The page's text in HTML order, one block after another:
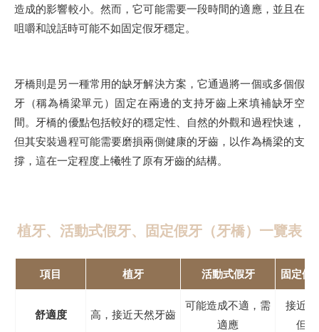
造成的影響較小。然而，它可能需要一段時間的適應，並且在
咀嚼和說話時可能不如固定假牙穩定。
牙橋則是另一種常用的缺牙解決方案，它通過將一個或多個假
牙（稱為橋梁單元）固定在兩邊的支持牙齒上來填補缺牙空
間。牙橋的優點包括較好的穩定性、自然的外觀和過程快速，
但其安裝過程可能需要磨損兩側健康的牙齒，以作為橋梁的支
撐，這在一定程度上犧牲了原有牙齒的結構。
植牙、活動式假牙、固定假牙（牙橋）一覽表
項目 植牙 活動式假牙 固定假
舒適度 高，接近天然牙齒
可能造成不適，需
適應
接近
但